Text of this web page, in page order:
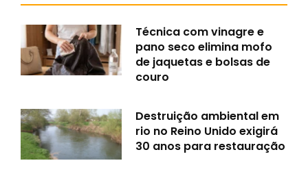
Técnica com vinagre e
pano seco elimina mofo
de jaquetas e bolsas de
couro
Destruição ambiental em
rio no Reino Unido exigirá
30 anos para restauração